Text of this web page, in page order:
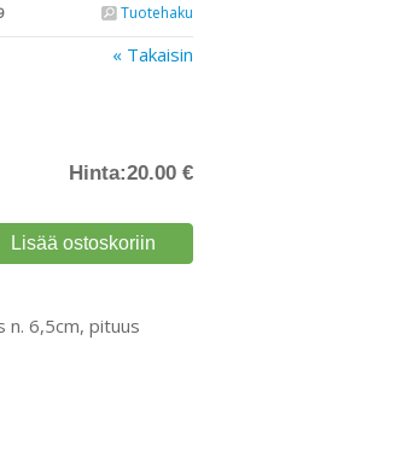
Tuotehaku
« Takaisin
Hinta:20.00 €
n. 6,5cm, pituus